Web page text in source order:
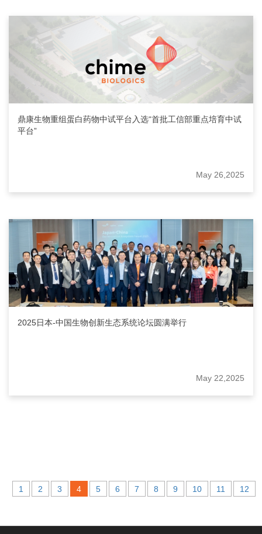
鼎康生物重组蛋白药物中试平台入选“首批工信部重点培育中试
平台”
May 26,2025
2025日本-中国生物创新生态系统论坛圆满举行
May 22,2025
1 2 3 4 5 6 7 8 9 10 11 12